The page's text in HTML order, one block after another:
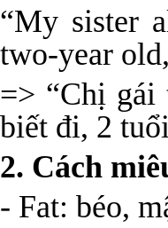
“My sister
two-year
=> “Chị
biết đi, 2
2. Cách
- Fat: béo,